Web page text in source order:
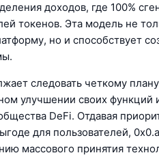
доходов, где 100%
токенов. Эта модель не
но и способствует
следовать четкому
улучшении своих функций
DeFi. Отдавая
для пользователей,
массового принятия